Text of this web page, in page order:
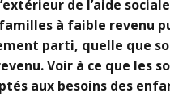
de l’aide
à faible revenu
parti, quelle que
Voir à ce que les
aux besoins des